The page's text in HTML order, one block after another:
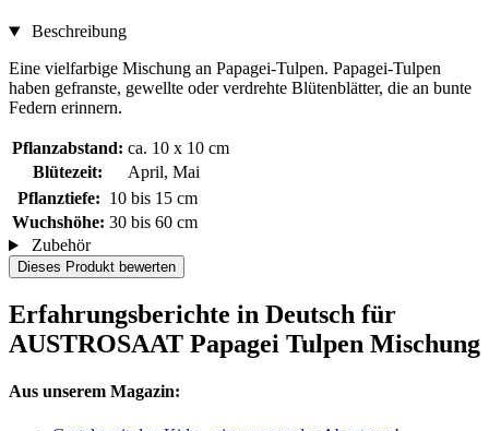
Beschreibung
Eine vielfarbige Mischung an Papagei-Tulpen. Papagei-Tulpen
haben gefranste, gewellte oder verdrehte Blütenblätter, die an bunte
Federn erinnern.
Pflanzabstand: ca. 10 x 10 cm
Blütezeit:
April, Mai
Pflanztiefe: 10 bis 15 cm
Wuchshöhe: 30 bis 60 cm
Zubehör
Dieses Produkt bewerten
Erfahrungsberichte in Deutsch für
AUSTROSAAT Papagei Tulpen Mischung
Aus unserem Magazin: